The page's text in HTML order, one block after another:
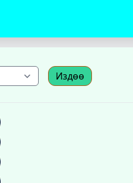
Издөө